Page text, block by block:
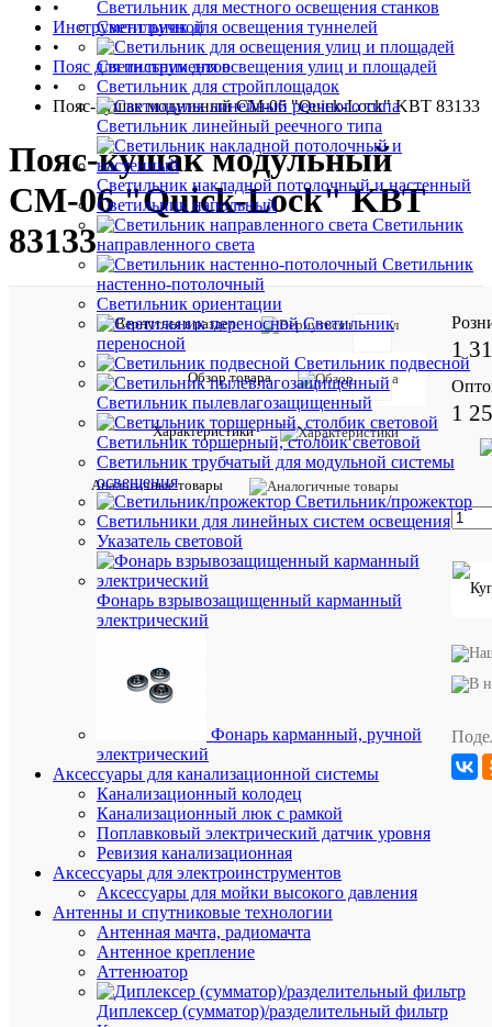
Светильник для местного освещения станков
Светильник для освещения туннелей
Светильник для освещения улиц и площадей
Светильник для стройплощадок
Светильник линейный реечного типа
Светильник накладной потолочный и настенный
Светильник напольный
Светильник
направленного света
Светильник
настенно-потолочный
Светильник ориентации
Светильник
переносной
Светильник подвесной
Светильник пылевлагозащищенный
Светильник торшерный, столбик световой
Светильник трубчатый для модульной системы
освещения
Светильник/прожектор
Светильники для линейных систем освещения
Указатель световой
Фонарь взрывозащищенный карманный
электрический
Фонарь карманный, ручной
электрический
Аксессуары для канализационной системы
Канализационный колодец
Канализационный люк с рамкой
Поплавковый электрический датчик уровня
Ревизия канализационная
Аксессуары для электроинструментов
Аксессуары для мойки высокого давления
Антенны и спутниковые технологии
Антенная мачта, радиомачта
Антенное крепление
Аттенюатор
Диплексер (сумматор)/разделительный фильтр
•
Инструмент ручной
•
Пояс для инструментов
•
Пояс-кушак модульный СМ-06 "Quick-Lock" KBT 83133
Пояс-кушак модульный
СМ-06 "Quick-Lock" KBT
83133
Вернуться в раздел
Обзор товара
Характеристики
Аналогичные товары
КВТ
мм
Ширина
100
Единица
штук
1
1